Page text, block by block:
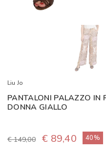
Liu Jo
PANTALONI PALAZZO IN
DONNA GIALLO
€ 149,00 € 89,40 40%